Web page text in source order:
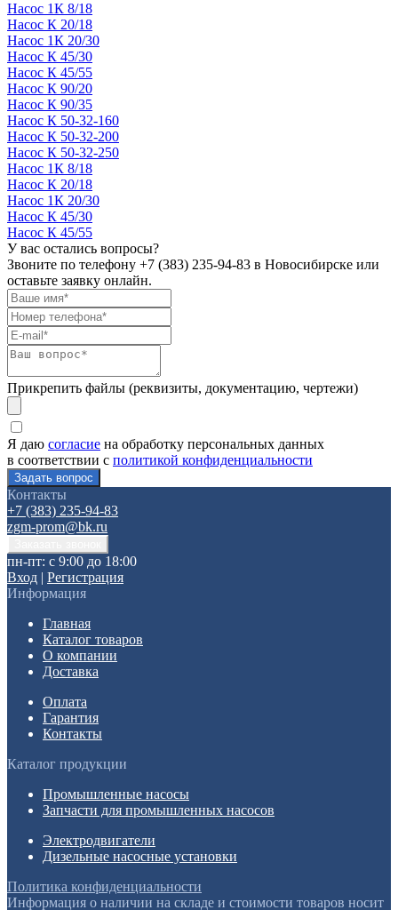
Насос 1К 8/18
Насос К 20/18
Насос 1К 20/30
Насос К 45/30
Насос К 45/55
Насос К 90/20
Насос К 90/35
Насос К 50-32-160
Насос К 50-32-200
Насос К 50-32-250
Насос 1К 8/18
Насос К 20/18
Насос 1К 20/30
Насос К 45/30
Насос К 45/55
У вас остались вопросы?
Звоните по телефону +7 (383) 235-94-83 в Новосибирске или
оставьте заявку онлайн.
Прикрепить файлы (реквизиты, документацию, чертежи)
Я даю согласие на обработку персональных данных
в соответствии с политикой конфиденциальности
Контакты
+7 (383) 235-94-83
zgm-prom@bk.ru
пн-пт: с 9:00 до 18:00
Вход | Регистрация
Информация
Главная
Каталог товаров
О компании
Доставка
Оплата
Гарантия
Контакты
Каталог продукции
Промышленные насосы
Запчасти для промышленных насосов
Электродвигатели
Дизельные насосные установки
Политика конфиденциальности
Информация о наличии на складе и стоимости товаров носит